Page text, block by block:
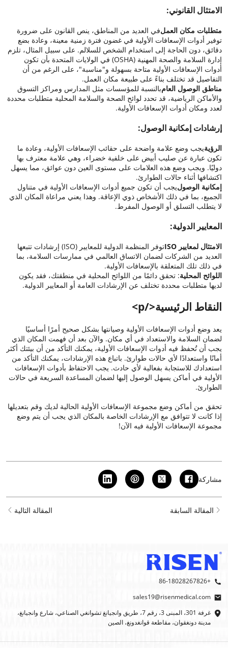
الامتثال القانوني:
متطلبات مكان العملفي العديد من المناطق، ينص القانون على ضرورة
توفير أدوات الإسعافات الأولية في غضون فترة زمنية معينة، وعادة بضع
دقائق، دون الحاجة إلى استخدام الشخص للسلالم. على سبيل المثال، تلزم
إدارة السلامة والصحة المهنية (OSHA) في الولايات المتحدة بأن تكون
أدوات الإسعافات الأولية متاحة بسهولة و"مناسبة"، على الرغم من أن
التفاصيل قد تختلف بناءً على طبيعة مكان العمل.
مناطق الوصول العامبالنسبة للمؤسسات مثل المدارس ومراكز التسوق
والأماكن الرياضية، قد تحدد لوائح الصحة والسلامة المحلية متطلبات محددة
لعدد ومكان أدوات الإسعافات الأولية.
إرشادات إمكانية الوصول:
الرؤيةيجب وضع علامة واضحة على حقائب الإسعافات الأولية، وعادة ما
تكون عبارة عن صليب أبيض على خلفية خضراء، وهي علامة معترف بها
دوليًا. ويجب وضع هذه العلامات على مستوى العين دون عوائق، مما يسهل
اكتشافها أثناء حالات الطوارئ.
إمكانية الوصوليجب أن تكون جميع أدوات الإسعافات الأولية في متناول
الجميع، بما في ذلك الأشخاص ذوي الإعاقة. وهذا يعني مراعاة المكان الذي
لا يتطلب التسلق أو الوصول المفرط.
المعايير الدولية:
الامتثال لمعايير ISO
توفر المنظمة الدولية للمعايير (ISO) إرشادات تتبعها
العديد من الشركات لضمان الاتساق العالمي في ممارسات السلامة، بما
في ذلك تلك المتعلقة بالإسعافات الأولية.
اللوائح المحلية: تحقق دائمًا من اللوائح المحلية في منطقتك، فقد يكون
لديها متطلبات محددة تختلف عن الإرشادات العامة أو المعايير الدولية.
النقاط الرئيسية</p>
يعد وضع أدوات الإسعافات الأولية وصيانتها بشكل صحيح أمرًا أساسيًا
لضمان السلامة والاستعداد في أي مكان. والآن بعد أن فهمت المكان الذي
يجب أن تُحفظ فيه أدوات الإسعافات الأولية، يمكنك التأكد من أن بيئتك أكثر
أمانًا واستعدادًا لأي حالات طوارئ. باتباع هذه الإرشادات، يمكنك التأكد من
استعدادك للاستجابة بفعالية لأي حادث. يجب الاحتفاظ بأدوات الإسعافات
الأولية في أماكن يسهل الوصول إليها لضمان المساعدة السريعة في حالات
الطوارئ.
تحقق من أماكن وضع مجموعة الإسعافات الأولية الحالية لديك وقم بتعديلها
إذا كانت لا تتوافق مع الإرشادات الخاصة بالمكان الذي يجب أن يتم وضع
مجموعة الإسعافات الأولية فيه الآن!
مشاركة
المقالة السابقة المقالة التالية
+86-18028267826
sales19@risenmedical.com
غرفة 301، المبنى 3، رقم 7، طريق وانجيانغ تشوانغي الصناعي، شارع وانجيانغ،
مدينة دونغقوان، مقاطعة قوانغدونغ، الصين